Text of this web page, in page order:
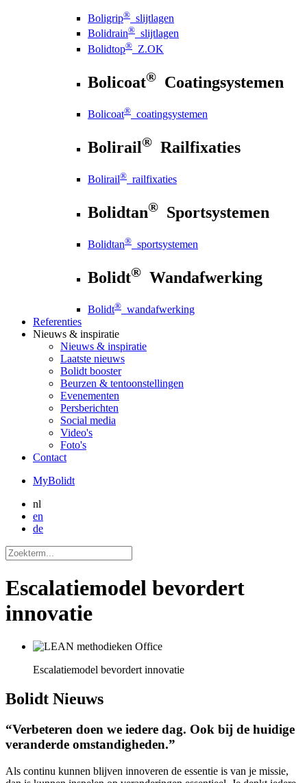
Boligrip® slijtlagen
Bolidrain® slijtlagen
Bolidtop® Z.OK
Bolicoat® Coatingsystemen
Bolicoat® coatingsystemen
Bolirail® Railfixaties
Bolirail® railfixaties
Bolidtan® Sportsystemen
Bolidtan® sportsystemen
Bolidt® Wandafwerking
Bolidt® wandafwerking
Referenties
Nieuws & inspiratie
Nieuws & inspiratie
Laatste nieuws
Bolidt booster
Beurzen & tentoonstellingen
Evenementen
Persberichten
Social media
Video's
Foto's
Contact
MyBolidt
nl
en
de
Escalatiemodel bevordert
innovatie
Escalatiemodel bevordert innovatie
Bolidt Nieuws
“Verbeteren doen we iedere dag. Ook bij de huidige
veranderde omstandigheden.”
Als continu kunnen blijven innoveren de essentie is van je missie,